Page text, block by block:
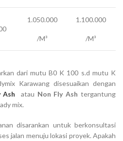
1.050.000
/M³
1.100.000
/M³
dari mutu B0 K 100 s.d mutu K
Karawang disesuaikan dengan
Ash atau Non Fly Ashtergantung
mix.
disarankan untuk berkonsultasi
jalan menuju lokasi proyek. Apakah